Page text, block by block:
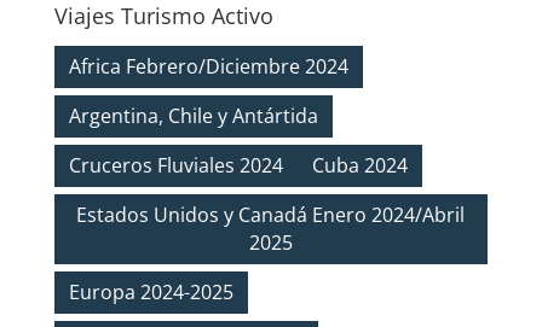
Viajes Turismo Activo
Africa Febrero/Diciembre 2024
Argentina, Chile y Antártida
Cruceros Fluviales 2024
Cuba 2024
Estados Unidos y Canadá Enero 2024/Abril
2025
Europa 2024-2025